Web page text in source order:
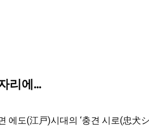
리에…
도(江戸)시대의 ‘충견 시로(忠犬